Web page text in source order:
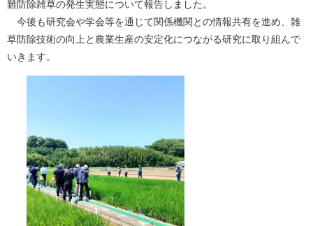
難防除雑草の発生実態について報告しました。
今後も研究会や学会等を通じて関係機関との情報共有を進め、雑
草防除技術の向上と農業生産の安定化につながる研究に取り組んで
いきます。